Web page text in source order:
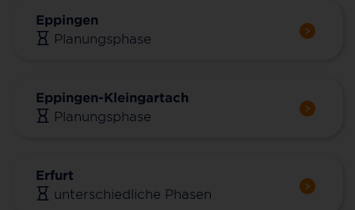
Eppingen
Planungsphase
Eppingen-Kleingartach
Planungsphase
Erfurt
unterschiedliche Phasen